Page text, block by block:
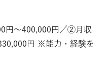
円～400,000円／②月収
円 ※能力・経験を